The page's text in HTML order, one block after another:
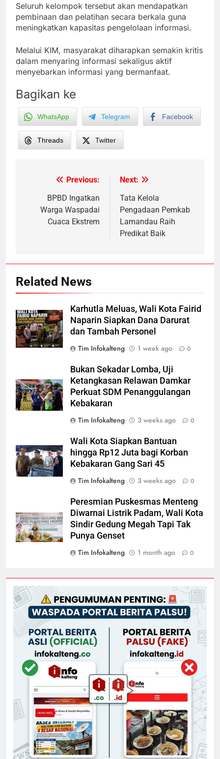
Seluruh kelompok tersebut akan mendapatkan
pembinaan dan pelatihan secara berkala guna
meningkatkan kapasitas pengelolaan informasi.
Melalui KIM, masyarakat diharapkan semakin kritis
dalam menyaring informasi sekaligus aktif
menyebarkan informasi yang bermanfaat.
Bagikan ke
WhatsApp Telegram Facebook
Threads Twitter
navigation
Previous:
BPBD Ingatkan
Warga Waspadai
Cuaca Ekstrem
Next:
Tata Kelola
Pengadaan Pemkab
Lamandau Raih
Predikat Baik
Related News
Karhutla Meluas, Wali Kota Fairid
Naparin Siapkan Dana Darurat
dan Tambah Personel
Tim Infokalteng
1 week ago 0
Bukan Sekadar Lomba, Uji
Ketangkasan Relawan Damkar
Perkuat SDM Penanggulangan
Kebakaran
Tim Infokalteng
3 weeks ago 0
Wali Kota Siapkan Bantuan
hingga Rp12 Juta bagi Korban
Kebakaran Gang Sari 45
Tim Infokalteng
3 weeks ago 0
Peresmian Puskesmas Menteng
Diwarnai Listrik Padam, Wali Kota
Sindir Gedung Megah Tapi Tak
Punya Genset
Tim Infokalteng
1 month ago 0